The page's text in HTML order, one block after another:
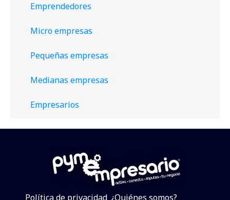
Emprendedores
Micro empresas
Pequeñas empresas
Medianas empresas
Empresarios
Política de privacidad ¿Quiénes somos?